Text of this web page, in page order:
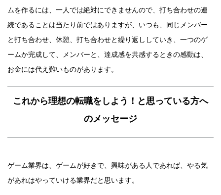
ムを作るには、一人では絶対にできませんので、打ち合わせの連
続であることは当たり前ではありますが、いつも、同じメンバー
と打ち合わせ、休憩、打ち合わせと繰り返ししていき、一つのゲ
ームか完成して、メンバーと、達成感を共感するときの感動は、
お金には代え難いものがあります。
これから理想の転職をしよう！と思っている方へ
のメッセージ
ゲーム業界は、ゲームが好きで、興味がある人であれば、やる気
があれはやっていける業界だと思います。